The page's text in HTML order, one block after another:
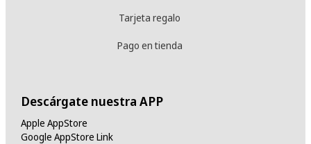
Tarjeta regalo
Pago en tienda
Descárgate nuestra APP
Apple AppStore
Google AppStore Link